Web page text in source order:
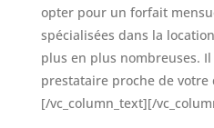
opter pour un forfait
spécialisées dans la
plus en plus nombreuses.
prestataire proche de votre
[/vc_column_text][/